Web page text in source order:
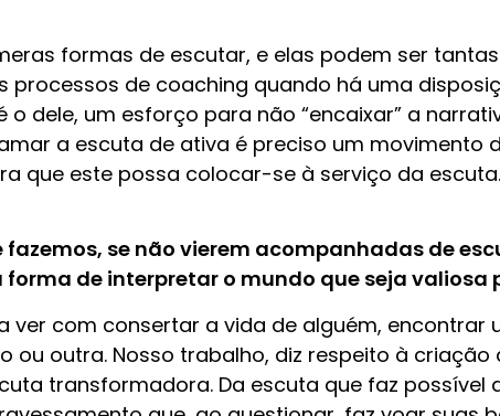
formas de escutar, e elas podem ser
processos de coaching quando há uma
dele, um esforço para não “encaixar” a
a escuta de ativa é preciso um movimento
que este possa colocar-se à serviço da escuta.
se não vierem acompanhadas de
de interpretar o mundo que seja valiosa
com consertar a vida de alguém, encontrar
ou outra. Nosso trabalho, diz respeito à
transformadora. Da escuta que faz possível